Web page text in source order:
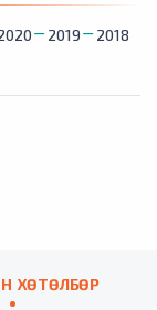
2019
2018
ХӨТӨЛБӨР